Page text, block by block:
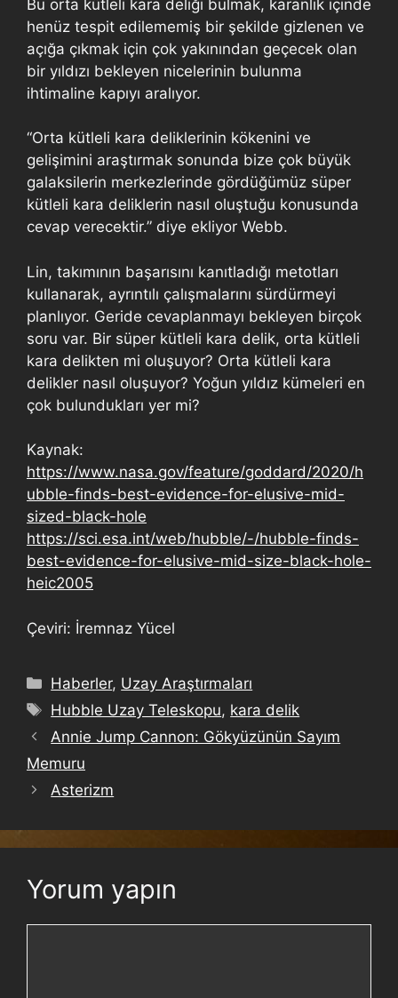
Bu orta kütleli kara deliği bulmak, karanlık içinde
henüz tespit edilememiş bir şekilde gizlenen ve
açığa çıkmak için çok yakınından geçecek olan
bir yıldızı bekleyen nicelerinin bulunma
ihtimaline kapıyı aralıyor.
“Orta kütleli kara deliklerinin kökenini ve
gelişimini araştırmak sonunda bize çok büyük
galaksilerin merkezlerinde gördüğümüz süper
kütleli kara deliklerin nasıl oluştuğu konusunda
cevap verecektir.” diye ekliyor Webb.
Lin, takımının başarısını kanıtladığı metotları
kullanarak, ayrıntılı çalışmalarını sürdürmeyi
planlıyor. Geride cevaplanmayı bekleyen birçok
soru var. Bir süper kütleli kara delik, orta kütleli
kara delikten mi oluşuyor? Orta kütleli kara
delikler nasıl oluşuyor? Yoğun yıldız kümeleri en
çok bulundukları yer mi?
Kaynak:
https://www.nasa.gov/feature/goddard/2020/h
ubble-finds-best-evidence-for-elusive-mid-
sized-black-hole
https://sci.esa.int/web/hubble/-/hubble-finds-
best-evidence-for-elusive-mid-size-black-hole-
heic2005
Çeviri: İremnaz Yücel
Haberler, Uzay Araştırmaları
Hubble Uzay Teleskopu, kara delik
Annie Jump Cannon: Gökyüzünün Sayım
Memuru
Asterizm
Yorum yapın